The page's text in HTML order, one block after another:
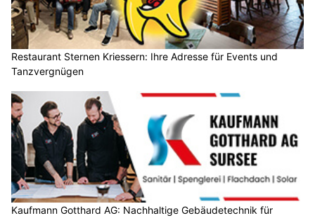
Restaurant Sternen Kriessern: Ihre Adresse für Events und
Tanzvergnügen
Kaufmann Gotthard AG: Nachhaltige Gebäudetechnik für